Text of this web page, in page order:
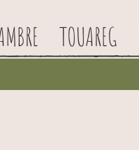
TOUAREG